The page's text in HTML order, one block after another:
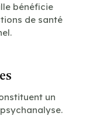
bénéficie
de santé
un